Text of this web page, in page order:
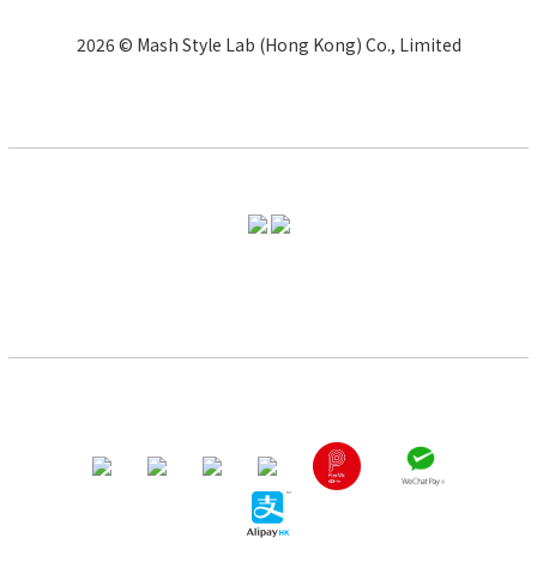
2026 © Mash Style Lab (Hong Kong) Co., Limited